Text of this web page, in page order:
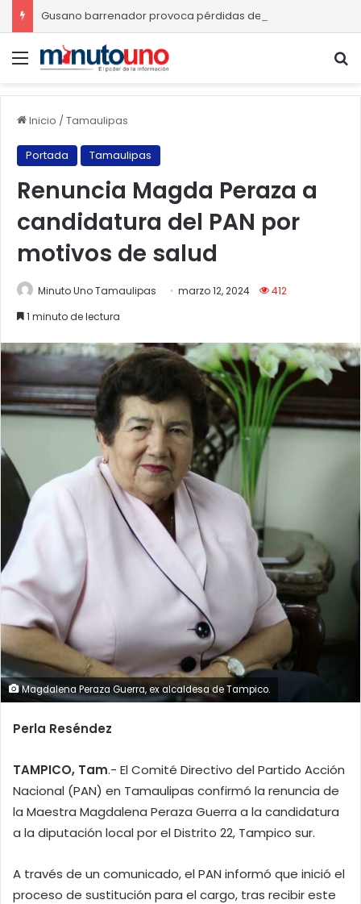
Menú
Inicio /Tamaulipas
Portada Tamaulipas
Renuncia Magda Peraza a
candidatura del PAN por
motivos de salud
Minuto Uno Tamaulipas marzo 12, 2024
412
1 minuto de lectura
Magdalena Peraza Guerra, ex alcaldesa de Tampico.
Perla Reséndez
TAMPICO, Tam.- El Comité Directivo del Partido Acción
Nacional (PAN) en Tamaulipas confirmó la renuncia de
la Maestra Magdalena Peraza Guerra a la candidatura
a la diputación local por el Distrito 22, Tampico sur.
A través de un comunicado, el PAN informó que inició el
proceso de sustitución para el cargo, tras recibir este